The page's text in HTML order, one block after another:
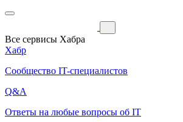
Все сервисы Хабра
Хабр
Сообщество IT-специалистов
Q&A
Ответы на любые вопросы об IT